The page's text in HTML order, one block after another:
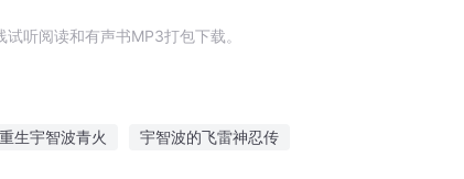
听阅读和有声书MP3打包下载。
重生宇智波青火 宇智波的飞雷神忍传